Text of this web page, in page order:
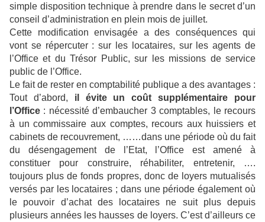
simple disposition technique à prendre dans le secret d’un
conseil d’administration en plein mois de juillet.
Cette modification envisagée a des conséquences qui
vont se répercuter : sur les locataires, sur les agents de
l’Office et du Trésor Public, sur les missions de service
public de l’Office.
Le fait de rester en comptabilité publique a des avantages :
Tout d’abord, il évite un coût supplémentaire pour
l’Office : nécessité d’embaucher 3 comptables, le recours
à un commissaire aux comptes, recours aux huissiers et
cabinets de recouvrement, ……dans une période où du fait
du désengagement de l’Etat, l’Office est amené à
constituer pour construire, réhabiliter, entretenir, ….
toujours plus de fonds propres, donc de loyers mutualisés
versés par les locataires ; dans une période également où
le pouvoir d’achat des locataires ne suit plus depuis
plusieurs années les hausses de loyers. C’est d’ailleurs ce